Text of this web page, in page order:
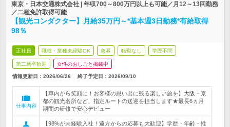
東京・日本交通株式会社 | 年収700～800万円以上も可能／月12～13回勤務
／二種免許取得可能
【観光コンダクター】月給35万円～*基本週3日勤務*有給取得
98％
正社員 職種・業種未経験OK 急募 転勤なし 学歴不問
第二新卒歓迎 女性のおしごと掲載中
情報更新日：2026/06/26 終了予定日： 2026/09/10
仕事内容
【車内から笑顔に！お客様の思い出に残る楽しい旅を】大阪・京
都の観光名所など、指定ルートの送迎を担当します★最長6ヵ月
期間の研修で安心デビュー
【98%が未経験入社！遠方からの応募も大歓迎】学歴・年齢・性